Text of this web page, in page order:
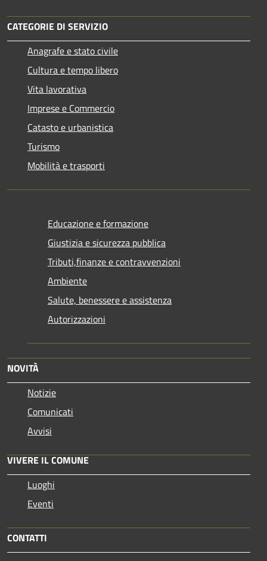
CATEGORIE DI SERVIZIO
Anagrafe e stato civile
Cultura e tempo libero
Vita lavorativa
Imprese e Commercio
Catasto e urbanistica
Turismo
Mobilità e trasporti
Educazione e formazione
Giustizia e sicurezza pubblica
Tributi,finanze e contravvenzioni
Ambiente
Salute, benessere e assistenza
Autorizzazioni
NOVITÀ
Notizie
Comunicati
Avvisi
VIVERE IL COMUNE
Luoghi
Eventi
CONTATTI